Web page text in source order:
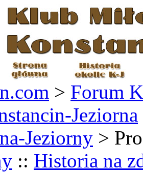
> Forum
Jeziorna
Jeziorny >
:: Historia na